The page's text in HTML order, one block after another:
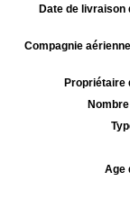
Date de livraison
Compagnie
Propriétaire
Age